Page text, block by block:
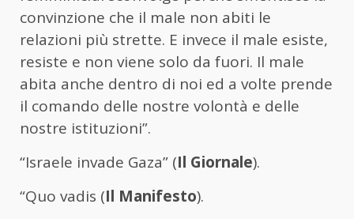
convinzione che il male non abiti le
relazioni più strette. E invece il male esiste,
resiste e non viene solo da fuori. Il male
abita anche dentro di noi ed a volte prende
il comando delle nostre volontà e delle
nostre istituzioni”.
“Israele invade Gaza” (Il Giornale).
“Quo vadis (Il Manifesto).